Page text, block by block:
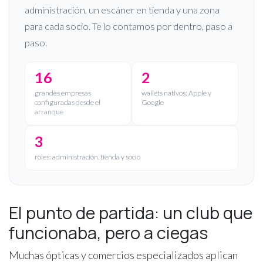
administración, un escáner en tienda y una zona
para cada socio. Te lo contamos por dentro, paso a
paso.
16
grandes empresas
configuradas desde el
arranque
2
wallets nativos: Apple y
Google
3
roles: administración, tienda y socio
El punto de partida: un club que
funcionaba, pero a ciegas
Muchas ópticas y comercios especializados aplican